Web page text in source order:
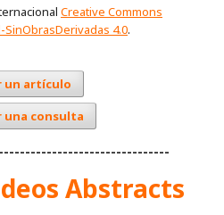
Creative Commons
4.0.
un artículo
una consulta
Abstracts